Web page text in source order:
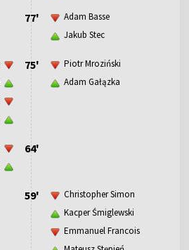
77'
Adam Basse
Jakub Stec
75'
Piotr Mroziński
Adam Gałązka
64'
59'
Christopher Simon
Kacper Śmiglewski
Emmanuel Francois